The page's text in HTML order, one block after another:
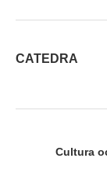
CATEDRA
Cultura